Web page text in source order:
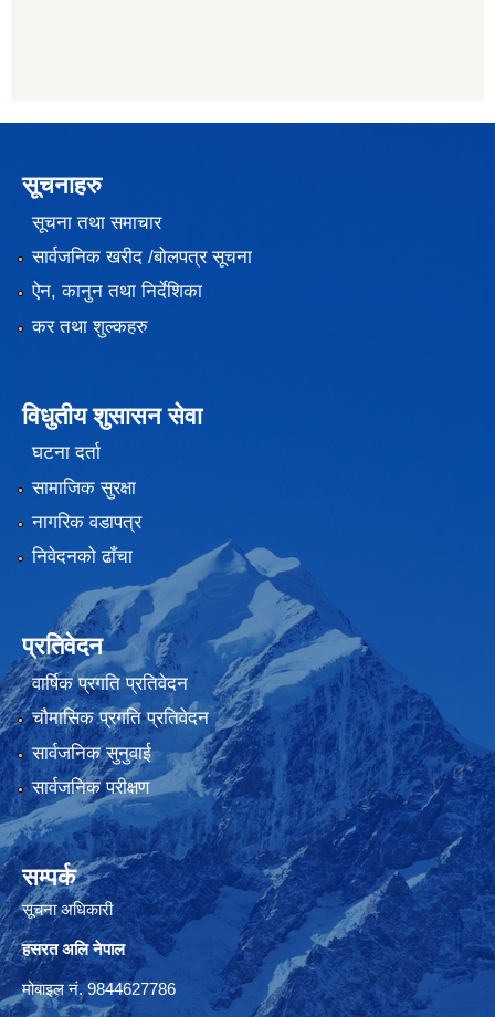
सूचनाहरु
सूचना तथा समाचार
सार्वजनिक खरीद /बोलपत्र सूचना
ऐन, कानुन तथा निर्देशिका
कर तथा शुल्कहरु
विधुतीय शुसासन सेवा
घटना दर्ता
सामाजिक सुरक्षा
नागरिक वडापत्र
निवेदनको ढाँचा
प्रतिवेदन
वार्षिक प्रगति प्रतिवेदन
चौमासिक प्रगति प्रतिवेदन
सार्वजनिक सुनुवाई
सार्वजनिक परीक्षण
सम्पर्क
सूचना अधिकारी
हसरत अलि नेपाल
मोबाइल नं. 9844627786